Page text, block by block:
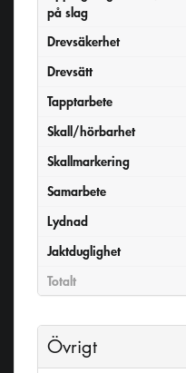
på slag
Drevsäkerhet
Drevsätt
Tapptarbete
Skall/hörbarhet
Skallmarkering
Samarbete
Lydnad
Jaktduglighet
Totalt
Övrigt